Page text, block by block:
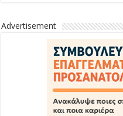
Advertisement